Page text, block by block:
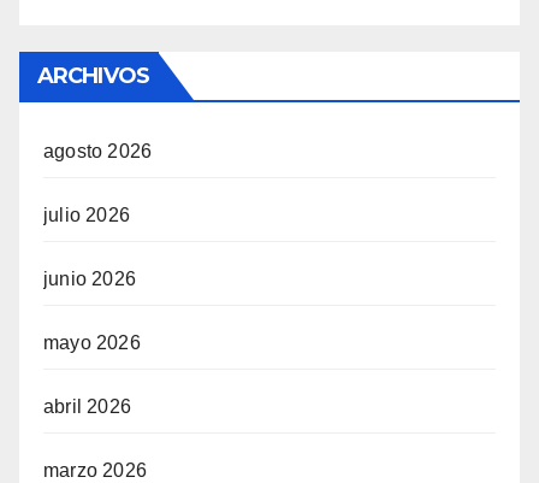
ARCHIVOS
agosto 2026
julio 2026
junio 2026
mayo 2026
abril 2026
marzo 2026